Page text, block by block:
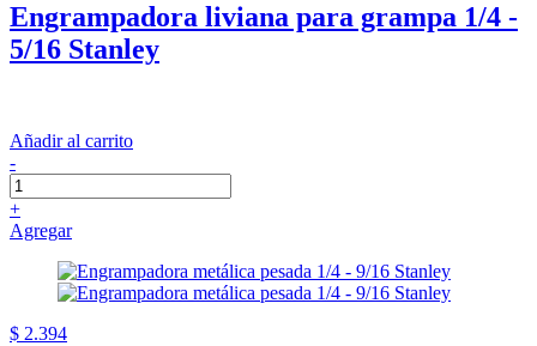
Engrampadora liviana para grampa 1/4 -
5/16 Stanley
Añadir al carrito
-
+
Agregar
$ 2.394